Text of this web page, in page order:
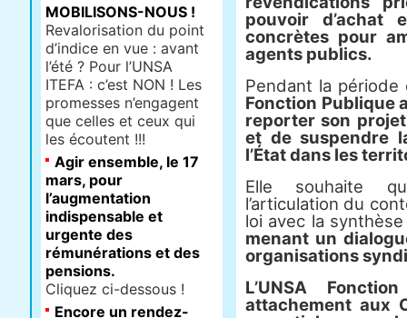
pouvoir d’achat
concrètes pour
agents publics.
Pendant la
Fonction Publique
reporter son
et de suspendre
l’État dans les
Elle souhaite
l’articulation du
loi avec la
menant un
organisations
L’UNSA
attachement aux
MOBILISONS-NOUS !
Revalorisation du point
d’indice en vue : avant
l’été ? Pour l’UNSA
ITEFA : c’est NON ! Les
promesses n’engagent
que celles et ceux qui
les écoutent !!!
Agir ensemble, le 17
mars, pour
l’augmentation
indispensable et
urgente des
rémunérations et des
pensions.
Cliquez ci-dessous !
Encore un rendez-